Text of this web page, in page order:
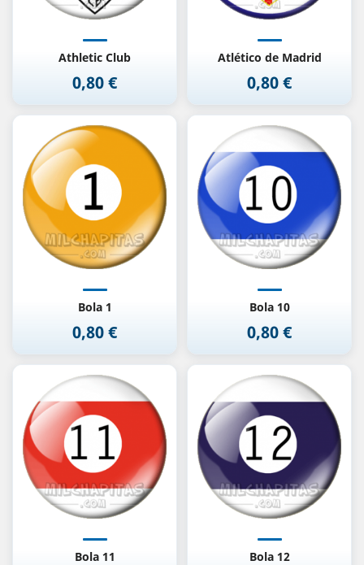
Athletic Club
Precio
0,80 €
Atlético de Madrid
Precio
0,80 €
Bola 1
Precio
0,80 €
Bola 10
Precio
0,80 €
Bola 11 Bola 12